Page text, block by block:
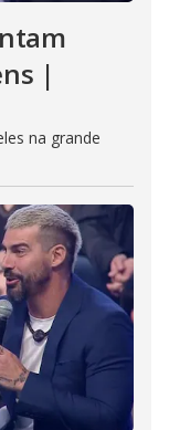
|
na grande